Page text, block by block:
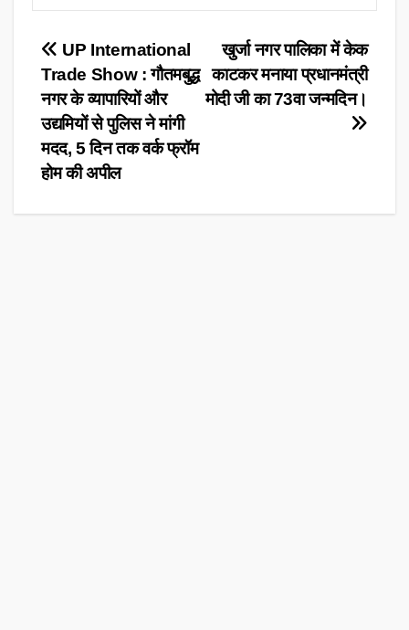
Post
navigation
खुर्जा नगर पालिका में केक
काटकर मनाया प्रधानमंत्री
मोदी जी का 73वा जन्मदिन।
UP International
Trade Show : गौतमबुद्ध
नगर के व्यापारियों और
उद्यमियों से पुलिस ने मांगी
मदद, 5 दिन तक वर्क फ्रॉम
होम की अपील